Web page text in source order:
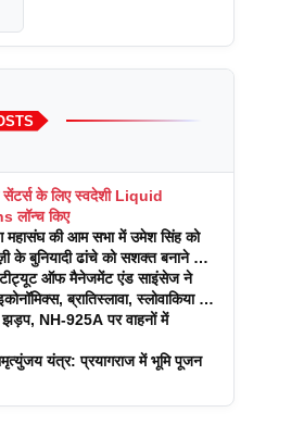
के लिए स्वदेशी Liquid
लॉन्च किए
महासंघ की आम सभा में उमेश सिंह को
के बुनियादी ढांचे को सशक्त बनाने का
ऑफ मैनेजमेंट एंड साइंसेज ने
ब्रातिस्लावा, स्लोवाकिया के
में प्रकाशन रणनीतियों पर एक
किया
झड़प, NH-925A पर वाहनों में
यंत्र: प्रयागराज में भूमि पूजन